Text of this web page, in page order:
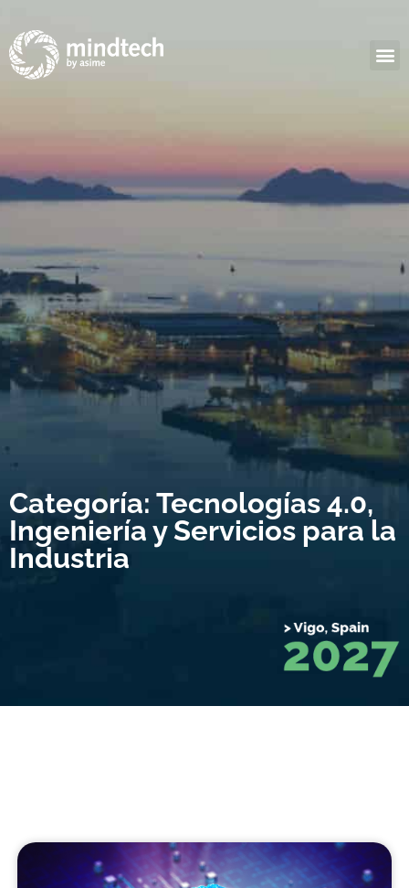
Categoría: Tecnologías 4.0,
Ingeniería y Servicios para la
Industria